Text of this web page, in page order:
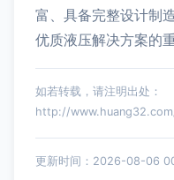
富、具备完整设计制
优质液压解决方案的
如若转载，请注明出处：
http://
更新时间：2026-08-06